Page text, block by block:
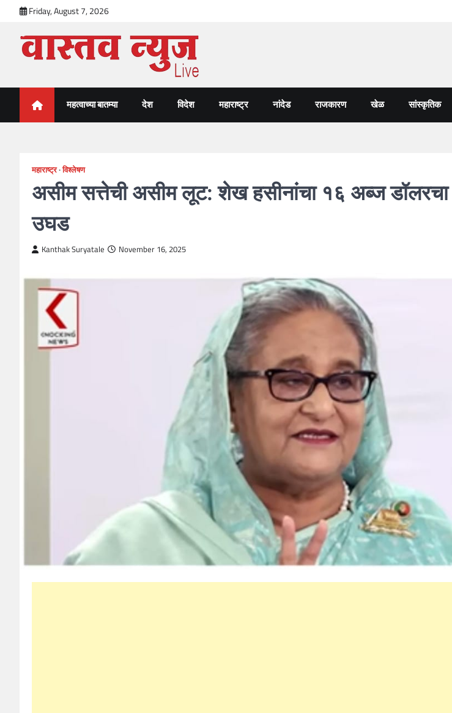
content
Friday, August 7, 2026
VastavNEWSLive.com
महत्वाच्या बातम्या देश विदेश महाराष्ट्र नांदेड राजकारण खेळ सांस्कृतिक
महाराष्ट्र विश्लेषण
असीम सत्तेची असीम लूट: शेख हसीनांचा १६ अब्ज डॉलरचा
उघड
Kanthak Suryatale November 16, 2025
महत्वाच्या
What
How